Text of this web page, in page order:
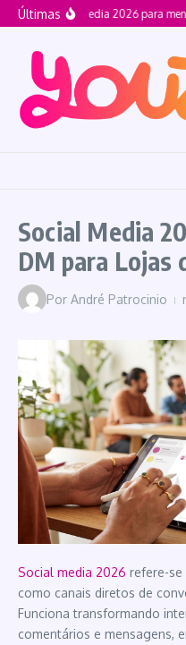
Ir para o conteúdo
ÚltimasSocial Media 2026 para
Social Media
DM para Lojas
Por André Patrocinio
Social media 2026 refere-se
como canais diretos de
Funciona transformando
comentários e mensagens,